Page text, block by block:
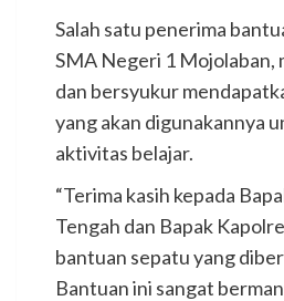
Salah satu penerima
SMA Negeri 1 Mojolaban,
dan bersyukur
yang akan digunakannya
aktivitas belajar.
“Terima kasih kepada
Tengah dan Bapak
bantuan sepatu yang
Bantuan ini sangat